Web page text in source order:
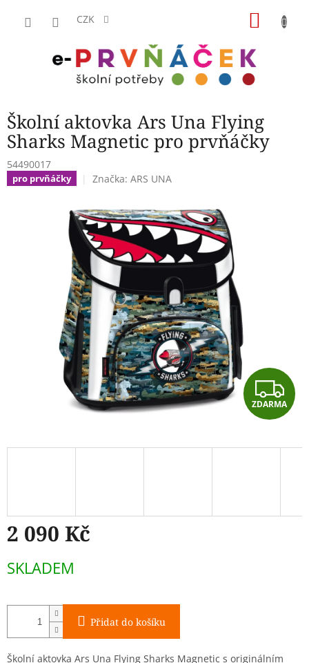
CZK
Školní aktovka Ars Una Flying
Sharks Magnetic pro prvňáčky
54490017
pro prvňáčky Značka: ARS UNA
Z
D
A
ZDARMA
2 090 Kč
cena:
SKLADEM
Přidat do košíku
Školní aktovka Ars Una Flying Sharks Magnetic s originálním